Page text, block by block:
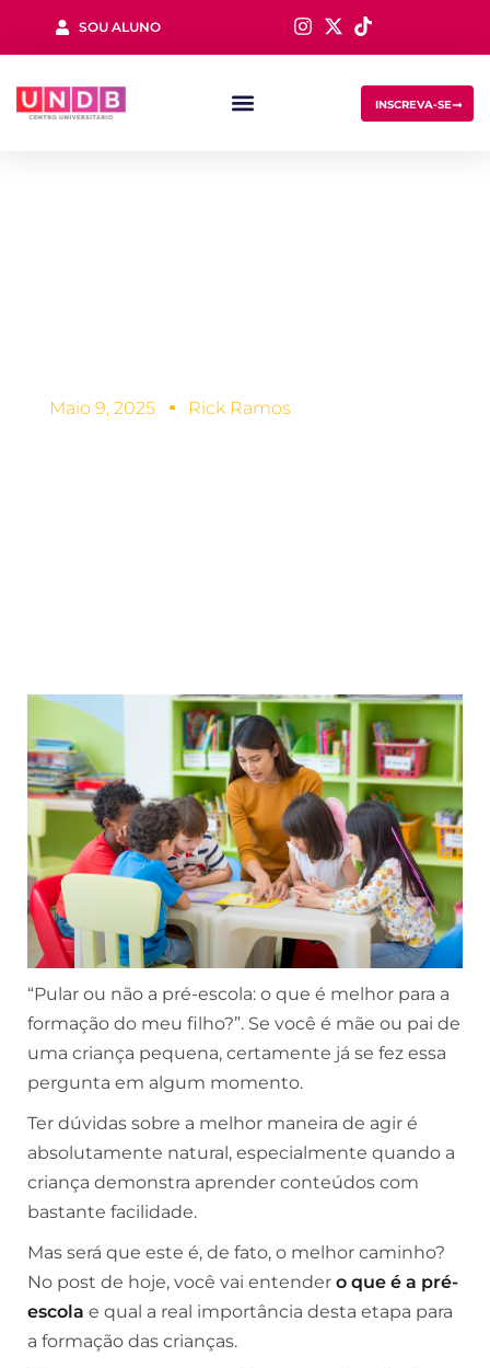
SOU ALUNO
INSCREVA-SE
Maio 9, 2025 Rick Ramos
“Pular ou não a pré-escola: o que é melhor para a
formação do meu filho?”. Se você é mãe ou pai de
uma criança pequena, certamente já se fez essa
pergunta em algum momento.
Ter dúvidas sobre a melhor maneira de agir é
absolutamente natural, especialmente quando a
criança demonstra aprender conteúdos com
bastante facilidade.
Mas será que este é, de fato, o melhor caminho?
No post de hoje, você vai entender o que é a pré-
escola e qual a real importância desta etapa para
a formação das crianças.